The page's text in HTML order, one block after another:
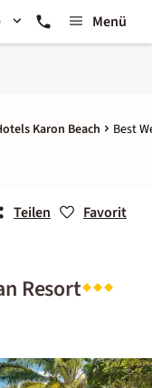
Menü
Karon Beach Best
Teilen Favorit
Resort